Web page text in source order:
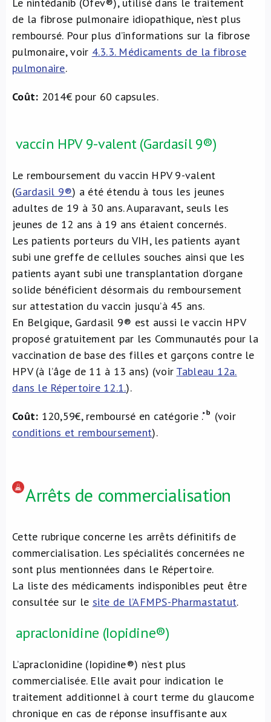
de la fibrose pulmonaire idiopathique, n’est plus
remboursé. Pour plus d’informations sur la fibrose
pulmonaire, voir 4.3.3. Médicaments de la fibrose
pulmonaire.
Coût: 2014€ pour 60 capsules.
vaccin HPV 9-valent (Gardasil 9®)
Le remboursement du vaccin HPV 9-valent
(Gardasil 9®) a été étendu à tous les jeunes
adultes de 19 à 30 ans. Auparavant, seuls les
jeunes de 12 ans à 19 ans étaient concernés.
Les patients porteurs du VIH, les patients ayant
subi une greffe de cellules souches ainsi que les
patients ayant subi une transplantation d’organe
solide bénéficient désormais du remboursement
sur attestation du vaccin jusqu’à 45 ans.
En Belgique, Gardasil 9® est aussi le vaccin HPV
proposé gratuitement par les Communautés pour la
vaccination de base des filles et garçons contre le
HPV (à l’âge de 11 à 13 ans) (voir Tableau 12a.
dans le Répertoire 12.1.).
Coût: 120,59€, remboursé en catégorie .
(voir
conditions et remboursement).
Arrêts de commercialisation
Cette rubrique concerne les arrêts définitifs de
commercialisation. Les spécialités concernées ne
sont plus mentionnées dans le Répertoire.
La liste des médicaments indisponibles peut être
consultée sur le site de l’AFMPS-Pharmastatut.
apraclonidine (Iopidine®)
L’apraclonidine (Iopidine®) n’est plus
commercialisée. Elle avait pour indication le
traitement additionnel à court terme du glaucome
chronique en cas de réponse insuffisante aux